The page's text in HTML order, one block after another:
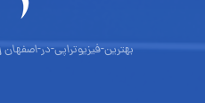
بهترین-فیزیوتراپی-در-اصفهان drgholenj